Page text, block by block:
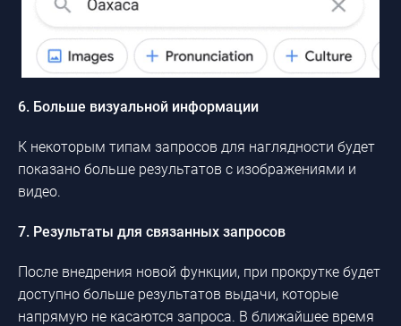
6. Больше визуальной информации
К некоторым типам запросов для наглядности будет
показано больше результатов с изображениями и
видео.
7. Результаты для связанных запросов
После внедрения новой функции, при прокрутке будет
доступно больше результатов выдачи, которые
напрямую не касаются запроса. В ближайшее время